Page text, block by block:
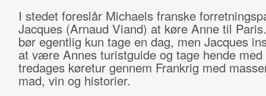
I stedet foreslår Michaels franske
Jacques (Arnaud Viand) at køre Anne til
bør egentlig kun tage en dag, men Jacques
at være Annes turistguide og tage hende med
tredages køretur gennem Frankrig med
mad, vin og historier.